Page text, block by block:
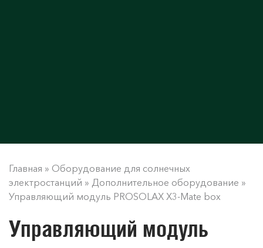
Главная » Оборудование для солнечных
электростанций » Дополнительное оборудование »
Управляющий модуль PROSOLAX X3-Mate box
Управляющий модуль